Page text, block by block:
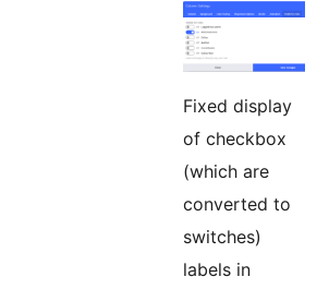
Fixed display
of checkbox
(which are
converted to
switches)
labels in